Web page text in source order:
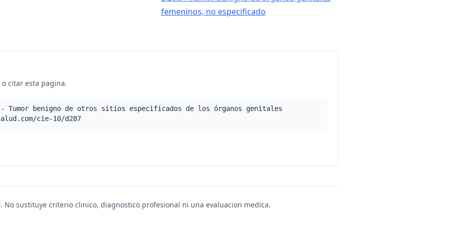
femeninos, no especificado
citar esta pagina.
- Tumor benigno de otros sitios especificados de los órganos genitales
cie-10/d287
No sustituye criterio clinico, diagnostico profesional ni una evaluacion medica.